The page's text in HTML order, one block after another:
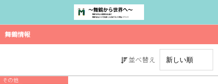
舞鶴情報
並べ替え
その他